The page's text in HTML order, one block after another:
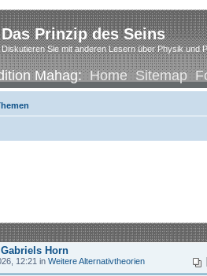
Das Prinzip des Seins
Diskutieren Sie mit anderen Lesern über Physik und
Mahag:Home Sitemap
Horn
12:21 in Weitere Alternativtheorien